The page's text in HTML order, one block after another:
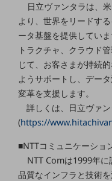
ダイバーシティ
経営情報
経営情報TOP
決算公告
電子公告
基礎的電気通信役務損益明細
採用情報TOP
新卒採用
日立ヴァンタラは、
より、世界をリードす
ータ基盤を提供してい
トラクチャ、クラウド
じて、お客さまが持続
ようサポートし、デー
変革を支援します。
詳しくは、日立ヴァ
(https://
■NTTコミュニケーショ
NTT Comは1999年
品質なインフラと技術